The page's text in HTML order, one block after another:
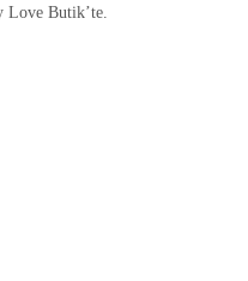
Love Butik’te.